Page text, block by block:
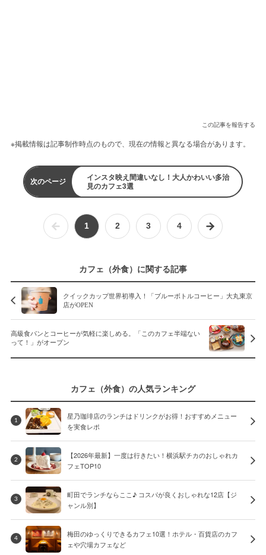
この記事を報告する
※掲載情報は記事制作時点のもので、現在の情報と異なる場合があります。
次のページ
インスタ映え間違いなし！大人かわいい多治
見のカフェ3選
1 2 3 4
カフェ（外食）に関する記事
クイックカップ世界初導入！「ブルーボトルコーヒー」大丸東京
店がOPEN
高級食パンとコーヒーが気軽に楽しめる。「このカフェ半端ない
って！」がオープン
カフェ（外食）の人気ランキング
1
星乃珈琲店のランチはドリンクがお得！おすすめメニュー
を実食レポ
2
【2026年最新】一度は行きたい！横浜駅チカのおしゃれカ
フェTOP10
3
町田でランチならここ♪ コスパが良くおしゃれな12店【ジ
ャンル別】
4
梅田のゆっくりできるカフェ10選！ホテル・百貨店のカフ
ェや穴場カフェなど